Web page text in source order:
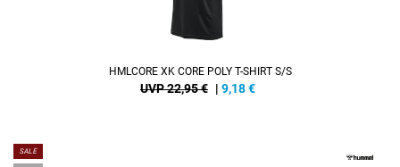
HMLCORE XK CORE POLY T-SHIRT S/S
UVP 22,95 € | 9,18€
SALE